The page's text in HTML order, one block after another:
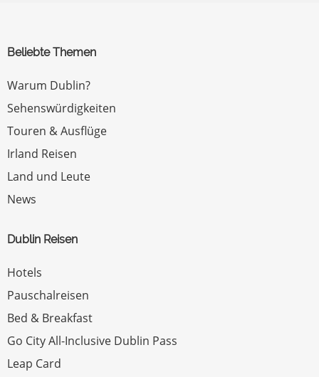
Beliebte Themen
Warum Dublin?
Sehenswürdigkeiten
Touren & Ausflüge
Irland Reisen
Land und Leute
News
Dublin Reisen
Hotels
Pauschalreisen
Bed & Breakfast
Go City All-Inclusive Dublin Pass
Leap Card